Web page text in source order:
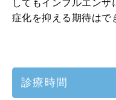
してもインフルエン
症化を抑える期待はで
診療時間